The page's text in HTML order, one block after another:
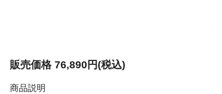
販売価格 76,890円(税込)
商品説明